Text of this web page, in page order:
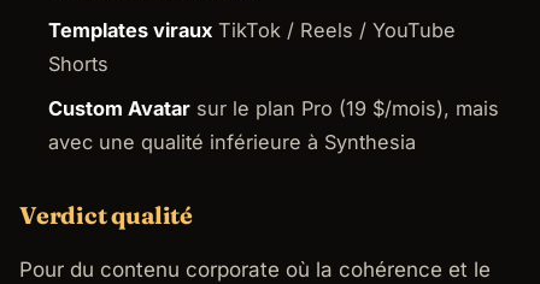
Templates viraux TikTok / Reels / YouTube
Shorts
Custom Avatar sur le plan Pro (19 $/mois), mais
avec une qualité inférieure à Synthesia
Verdict qualité
Pour du contenu corporate où la cohérence et le